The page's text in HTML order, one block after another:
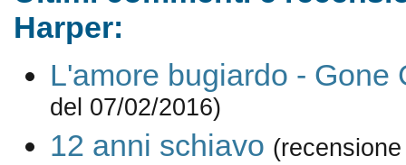
Harper:
L'amore bugiardo - Gone
del 07/02/2016)
12 anni schiavo